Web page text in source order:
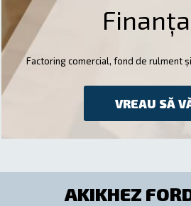
Factoring comercial, fond de rulment
VREAU SĂ
AKIKHEZ